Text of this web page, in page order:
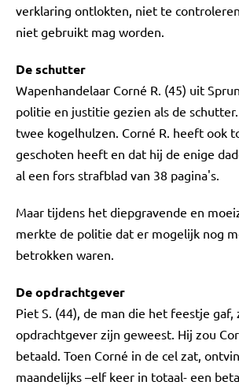
verklaring ontlokten, niet te
niet gebruikt mag worden.
De schutter
Wapenhandelaar Corné R. (45) uit
politie en justitie gezien als de
twee kogelhulzen. Corné R. heeft ook
geschoten heeft en dat hij de enige
al een fors strafblad van 38 pagina's.
Maar tijdens het diepgravende en
merkte de politie dat er mogelijk nog
betrokken waren.
De opdrachtgever
Piet S. (44), de man die het feestje gaf,
opdrachtgever zijn geweest. Hij zou
betaald. Toen Corné in de cel zat,
maandelijks –elf keer in totaal- een